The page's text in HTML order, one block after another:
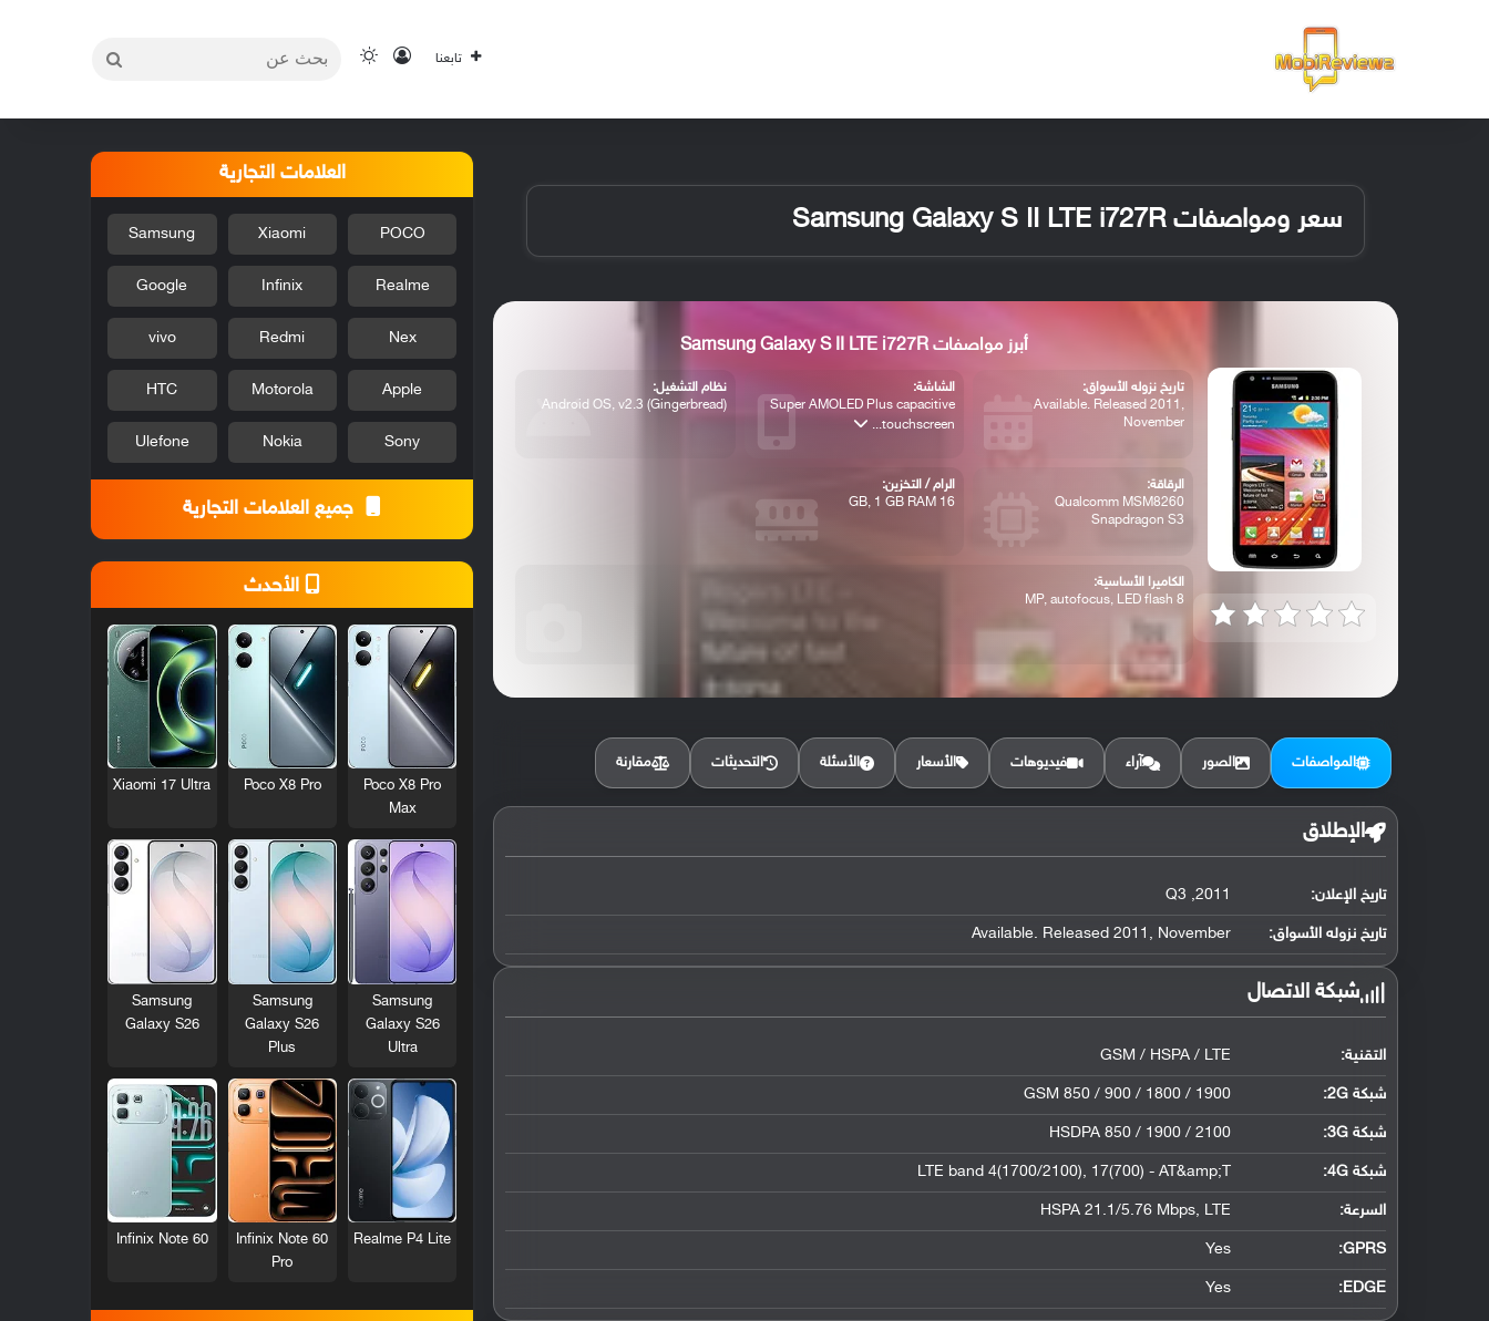
تابعنا تسجيل الدخول
الوضع المظلم
سعر ومواصفات Samsung Galaxy S II LTE i727R
أبرز مواصفات Samsung Galaxy S II LTE i727R
تاريخ نزوله الأسواق:
Available. Released 2011,
November
الشاشة:
Super AMOLED Plus capacitive
touchscreen...
نظام التشغيل:
Android OS, v2.3 (Gingerbread)
الرقاقة:
Qualcomm MSM8260
Snapdragon S3
الرام / التخزين:
16 GB, 1 GB RAM
الكاميرا الأساسية:
8 MP, autofocus, LED flash
المواصفات الصور آراء فيديوهات الأسعار الأسئلة التحديثات مقارنة
الإطلاق
تاريخ الإعلان: 2011, Q3
تاريخ نزوله الأسواق: Available. Released 2011, November
شبكة الاتصال
التقنية: GSM / HSPA / LTE
شبكة 2G: GSM 850 / 900 / 1800 / 1900
شبكة 3G :
HSDPA 850 / 1900 / 2100
شبكة 4G :
LTE band 4(1700/2100), 17(700) - AT&amp;T
السرعة: HSPA 21.1/5.76 Mbps, LTE
GPRS:
Yes
EDGE:
Yes
العلامات التجارية
POCO
Xiaomi
Samsung
Realme
Infinix
Google
Nex
Redmi
vivo
Apple
Motorola
HTC
Sony
Nokia
Ulefone
جميع العلامات التجارية
الأحدث
Poco X8 Pro
Max
Poco X8 Pro
Xiaomi 17 Ultra
Samsung
Galaxy S26
Ultra
Samsung
Galaxy S26
Plus
Samsung
Galaxy S26
Realme P4 Lite
Infinix Note 60
Pro
Infinix Note 60